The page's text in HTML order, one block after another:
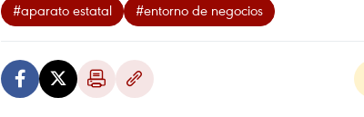
#aparato estatal #entorno de negocios